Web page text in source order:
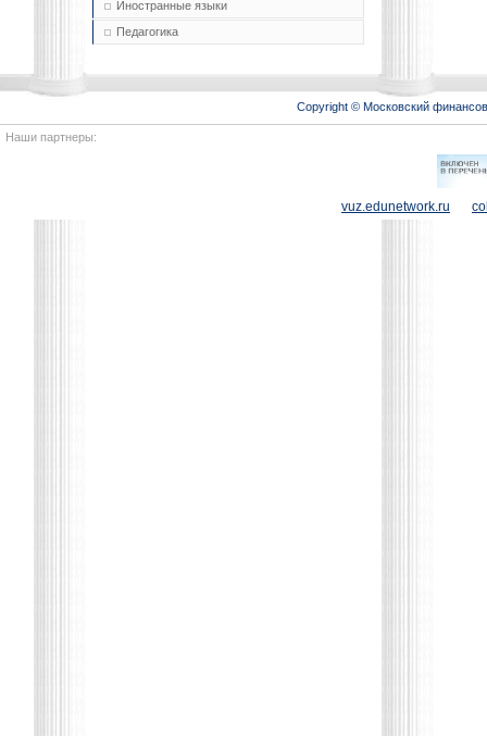
Иностранные языки
Педагогика
Copyright © Московский
Наши партнеры:
vuz.edunetwork.ru